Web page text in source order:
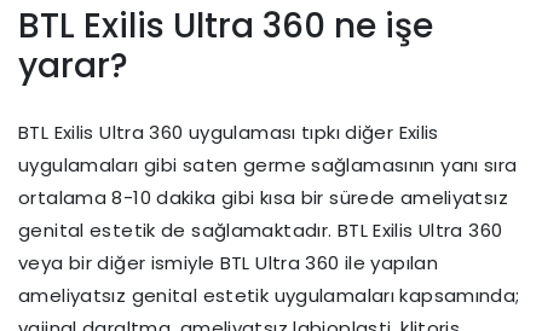
BTL Exilis Ultra 360 ne işe
yarar?
BTL Exilis Ultra 360 uygulaması tıpkı diğer Exilis
uygulamaları gibi saten germe sağlamasının yanı sıra
ortalama 8-10 dakika gibi kısa bir sürede ameliyatsız
genital estetik de sağlamaktadır. BTL Exilis Ultra 360
veya bir diğer ismiyle BTL Ultra 360 ile yapılan
ameliyatsız genital estetik uygulamaları kapsamında;